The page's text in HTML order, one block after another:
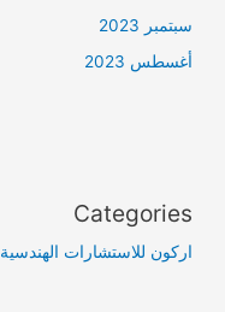
سبتمبر 2023
أغسطس 2023
Categories
اركون للاستشارات الهندسية